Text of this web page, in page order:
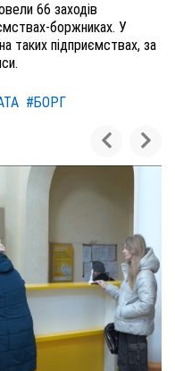
66 заходів
боржниках. У
таких підприємствах, за
#БОРГ